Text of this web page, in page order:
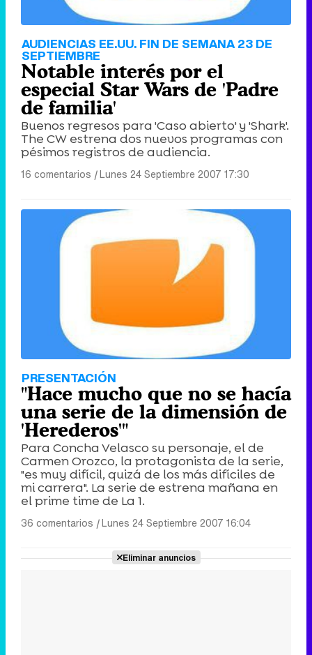
AUDIENCIAS EE.UU. FIN DE SEMANA 23 DE
SEPTIEMBRE
Notable interés por el
especial Star Wars de 'Padre
de familia'
Buenos regresos para 'Caso abierto' y 'Shark'.
The CW estrena dos nuevos programas con
pésimos registros de audiencia.
16 comentarios |Lunes 24 Septiembre 2007 17:30
PRESENTACIÓN
"Hace mucho que no se hacía
una serie de la dimensión de
'Herederos'"
Para Concha Velasco su personaje, el de
Carmen Orozco, la protagonista de la serie,
"es muy difícil, quizá de los más difíciles de
mi carrera". La serie de estrena mañana en
el prime time de La 1.
36 comentarios |Lunes 24 Septiembre 2007 16:04
Eliminar anuncios